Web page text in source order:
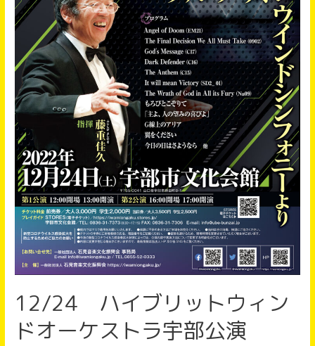
校
ジ
イ
ン
ト
コ
ン
サ
ー
ト
12/24 ハイブリットウィン
ドオーケストラ宇部公演